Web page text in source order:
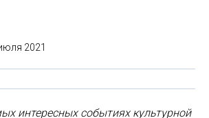
2021
интересных событиях культурной